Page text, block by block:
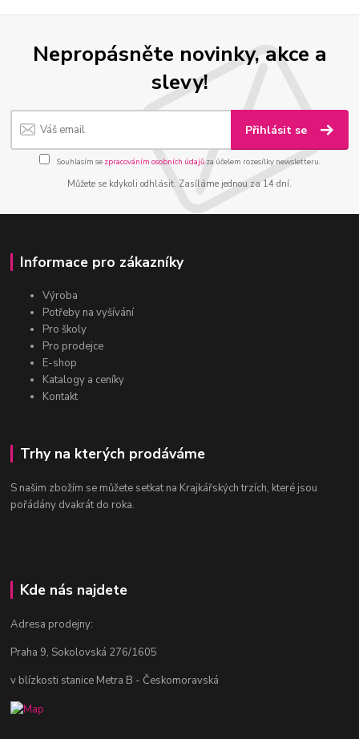
Nepropásněte novinky, akce a
slevy!
Přihlásit se
Souhlasím se zpracováním osobních údajůza účelem rozesílky newsletteru.
Můžete se kdykoli odhlásit. Zasíláme jednou za 14 dní.
Informace pro zákazníky
Výroba
Potřeby na vyšívání
Pro školy
Pro prodejce
E-shop
Katalogy a ceníky
Kontakt
Trhy na kterých prodáváme
S našim zbožím se můžete setkat na Krajkářských trzích, které jsou
pořádány dvakrát do roka.
Kde nás najdete
Adresa prodejny:
Praha 9, Sokolovská 276/1605
v blízkosti stanice Metra B - Českomoravská